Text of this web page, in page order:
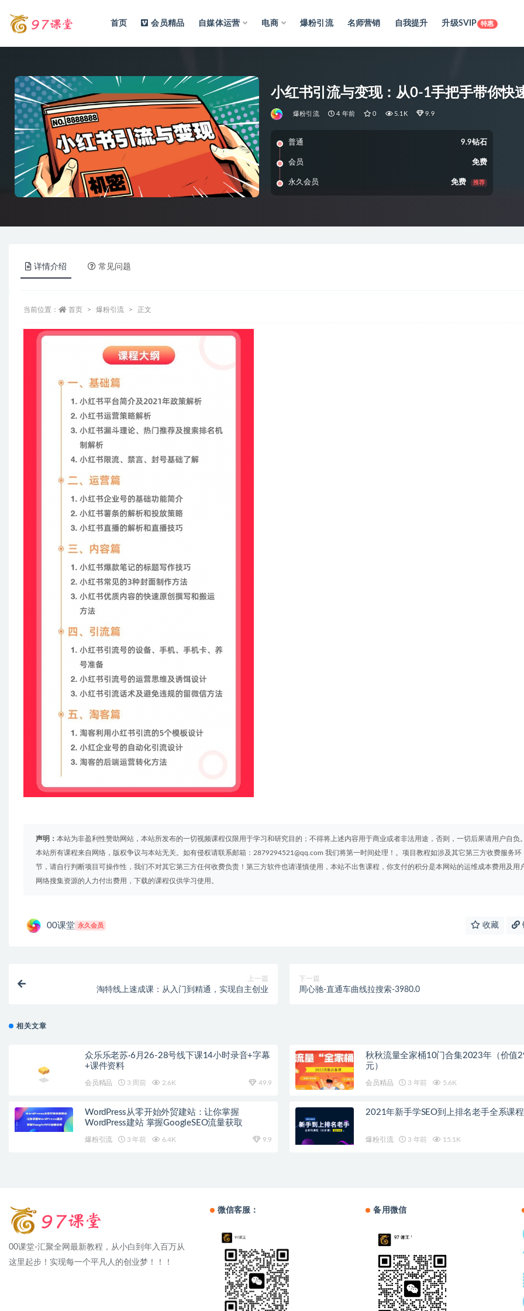
首页 会员精品 自媒体运营 电商 爆粉引流 名师营销 自我提升 升级SVIP 特惠
小红书引流与变现：从0-1手把手带你快
爆粉引流 4 年前 0 5.1K 9.9
普通 9.9钻石
会员 免费
永久会员 免费 推荐
详情介绍 常见问题
当前位置： 首页 爆粉引流 正文
声明： 本站为非盈利性赞助网站，本站所发布的一切视频课程仅限用于学习和研究目的；不得将上述内容用于商业或者非法用途，否则，一切后果请用户自负。
本站所有课程来自网络，版权争议与本站无关。如有侵权请联系邮箱：2879294521@qq.com 我们将第一时间处理！。项目教程如涉及其它第三方收费服务环
节，请自行判断项目可操作性，我们不对其它第三方任何收费负责！第三方软件也请谨慎使用，本站不出售课程，你支付的积分是本网站的运维成本费用及用
网络搜集资源的人力付出费用，下载的课程仅供学习使用。
00课堂 永久会员 收藏
上一篇
淘特线上速成课：从入门到精通，实现自主创业
下一篇
周心驰-直通车曲线拉搜索-3980.0
相关文章
众乐乐老苏·6月26-28号线下课14小时录音+字幕
+课件资料
会员精品 3 周前 2.6K 49.9
秋秋流量全家桶10门合集2023年（价值
元）
会员精品 3 年前 5.6K
WordPress从零开始外贸建站：让你掌握
WordPress建站 掌握GoogleSEO流量获取
爆粉引流 3 年前 6.4K 9.9
2021年新手学SEO到上排名老手全系课程
爆粉引流 3 年前 15.1K
00课堂-汇聚全网最新教程，从小白到年入百万从
这里起步！实现每一个平凡人的创业梦！！！
微信客服： 备用微信